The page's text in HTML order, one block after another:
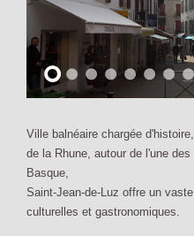
Ville balnéaire chargée
de la Rhune, autour de l'une
Basque,
Saint-Jean-de-Luz offre un
culturelles et gastronomiques.